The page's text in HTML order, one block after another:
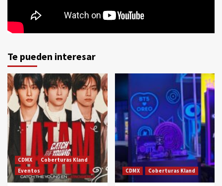
Te pueden interesar
CDMX
Coberturas Kland
Eventos
CDMX Coberturas Kland